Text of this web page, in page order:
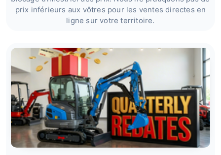
prix inférieurs aux vôtres pour les ventes directes en
ligne sur votre territoire.